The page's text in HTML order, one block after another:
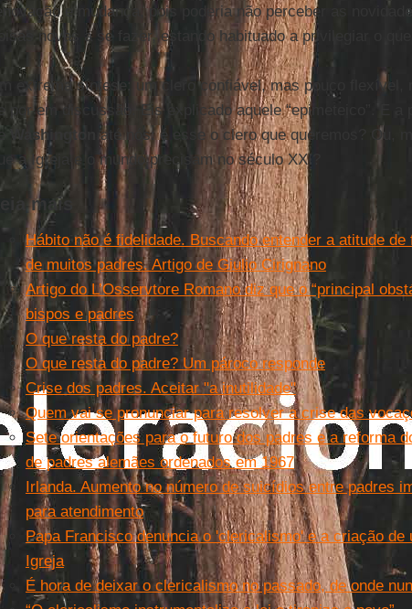
e mudança, pois poderia não perceber as
novas a se fazer, estando habituado a privilegiar o
extrema síntese: um clero confiável, mas pouco flexível,
por em discussão. Eis explicado aquele “epimeteico”. E a
Washington
até nós: é esse o clero que queremos? Ou,
a Igreja e o mundo precisam no século XXI?
mais
Hábito não é fidelidade. Buscando entender a atitude
de muitos padres. Artigo de Giulio Cirignano
Artigo do L’Osservtore Romano diz que o “principal
bispos e padres
O que resta do padre?
O que resta do padre? Um pároco responde
Crise dos padres. Aceitar "a inutilidade"
Quem vai se pronunciar para resolver a crise das
Sete orientações para o futuro dos padres e a reforma
de padres alemães ordenados em 1967
Irlanda. Aumento no número de suicídios entre padres
para atendimento
Papa Francisco denuncia o 'clericalismo' e a criação de
Igreja
É hora de deixar o clericalismo no passado, de onde